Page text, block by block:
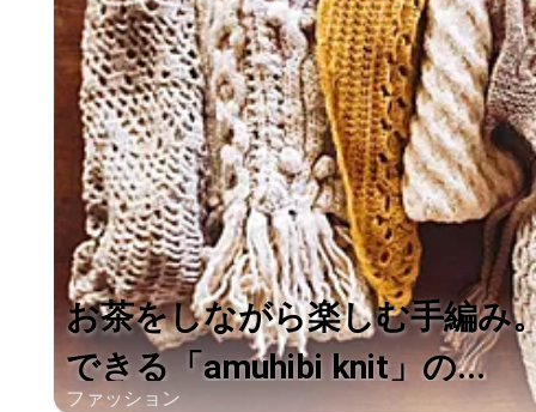
お茶をしながら楽しむ手編み
できる「amuhibi knit」の...
ファッション